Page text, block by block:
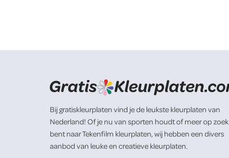
Bij gratiskleurplaten vind je de leukste kleurplaten van
Nederland! Of je nu van sporten houdt of meer op zoek
bent naar Tekenfilm kleurplaten, wij hebben een divers
aanbod van leuke en creatieve kleurplaten.